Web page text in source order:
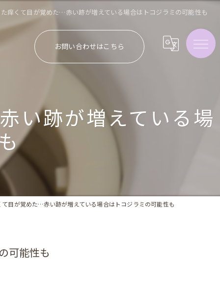
痒くて目が覚めた…赤い跡が増えている場合はトコジラミの可能性も
お問い合わせはこちら
い跡が増えている場
て目が覚めた…赤い跡が増えている場合はトコジラミの可能性も
可能性も